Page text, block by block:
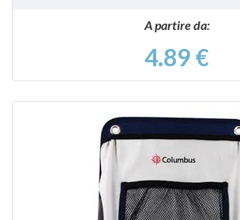
A partire da:
4.89 €
VEDI